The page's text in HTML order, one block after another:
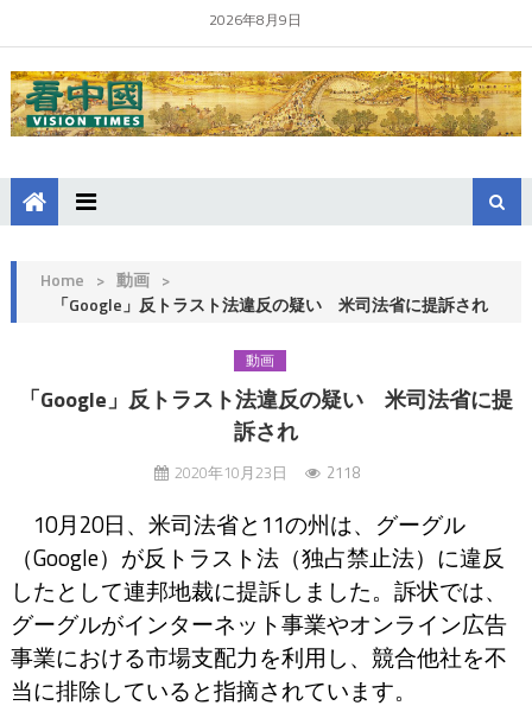
2026年8月9日
Home > 動画 >
「Google」反トラスト法違反の疑い 米司法省に提訴され
動画
「Google」反トラスト法違反の疑い 米司法省に提
訴され
2020年10月23日 2118
10月20日、米司法省と11の州は、グーグル
（Google）が反トラスト法（独占禁止法）に違反
したとして連邦地裁に提訴しました。訴状では、
グーグルがインターネット事業やオンライン広告
事業における市場支配力を利用し、競合他社を不
当に排除していると指摘されています。